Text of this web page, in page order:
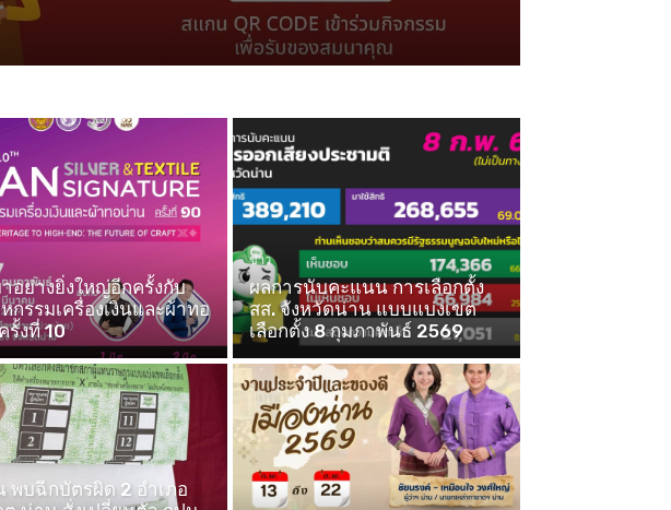
อย่างยิ่งใหญ่อีกครั้งกับ
กรรมเครื่องเงินและผ้าทอ
รั้งที่ 10
ข่าว
ผลการนับคะแนน การเลือกตั้ง
สส. จังหวัดน่าน แบบแบ่งเขต
เลือกตั้ง 8 กุมภาพันธ์ 2569
พบฉีกบัตรผิด 2 อำเภอ